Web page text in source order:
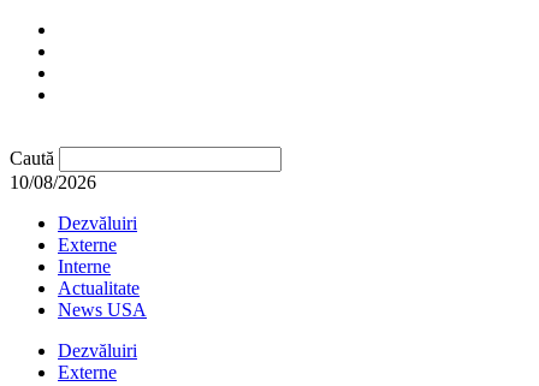
Caută
10/08/2026
Dezvăluiri
Externe
Interne
Actualitate
News USA
Dezvăluiri
Externe